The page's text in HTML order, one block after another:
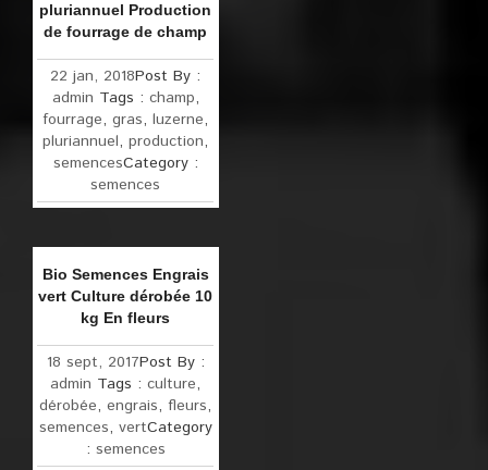
pluriannuel Production
de fourrage de champ
22 jan, 2018Post By :
admin Tags : champ,
fourrage,gras,luzerne,
pluriannuel,production,
semencesCategory :
semences
Bio Semences Engrais
vert Culture dérobée 10
kg En fleurs
18 sept, 2017Post By :
admin Tags :culture,
dérobée,engrais,fleurs,
semences, vertCategory
: semences